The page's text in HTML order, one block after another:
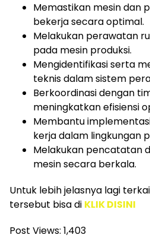
Memastikan mesin dan
bekerja secara optimal.
Melakukan perawatan
pada mesin produksi.
Mengidentifikasi serta
teknis dalam sistem
Berkoordinasi dengan
meningkatkan efisiensi
Membantu
kerja dalam lingkungan
Melakukan pencatatan
mesin secara berkala.
Untuk lebih jelasnya lagi
tersebut bisa di KLIK DISINI
Post Views: 1,403